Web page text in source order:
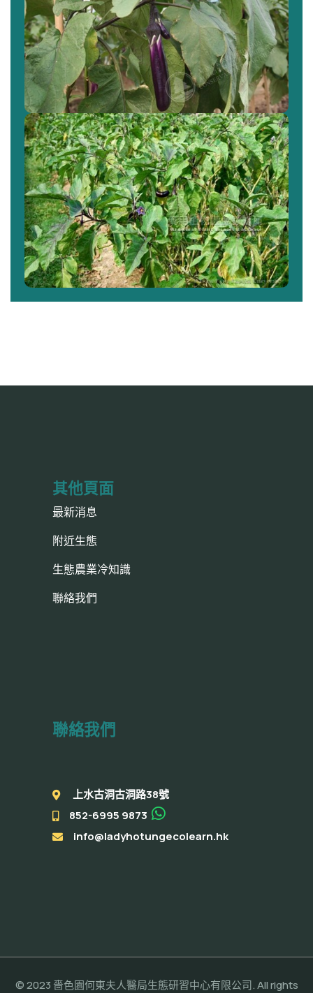
其他頁面
最新消息
附近生態
生態農業冷知識
聯絡我們
聯絡我們
上水古洞古洞路38號
852-6995 9873
info@ladyhotungecolearn.hk
© 2023 嗇色園何東夫人醫局生態研習中心有限公司. All rights